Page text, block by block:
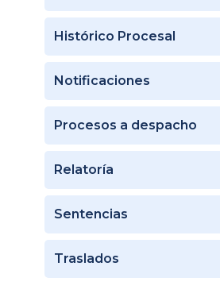
Histórico Procesal
Notificaciones
Procesos a despacho
Relatoría
Sentencias
Traslados